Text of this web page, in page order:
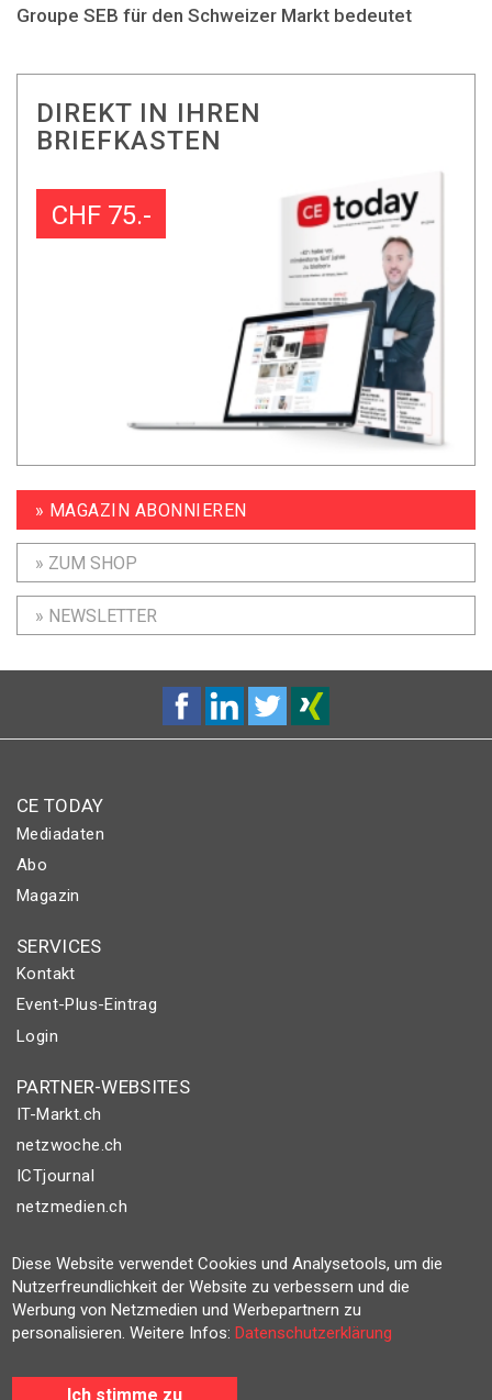
Groupe SEB für den Schweizer Markt bedeutet
DIREKT IN IHREN
BRIEFKASTEN
CHF 75.-
» MAGAZIN ABONNIEREN
» ZUM SHOP
» NEWSLETTER
CE TODAY
Mediadaten
Abo
Magazin
SERVICES
Kontakt
Event-Plus-Eintrag
Login
PARTNER-WEBSITES
IT-Markt.ch
netzwoche.ch
ICTjournal
netzmedien.ch
© NETZMEDIEN AG 2026
Impressum
AGB
Datenschutzerklärung
Diese Website verwendet Cookies und Analysetools, um die
Nutzerfreundlichkeit der Website zu verbessern und die
Werbung von Netzmedien und Werbepartnern zu
personalisieren. Weitere Infos:Datenschutzerklärung
Ich stimme zu